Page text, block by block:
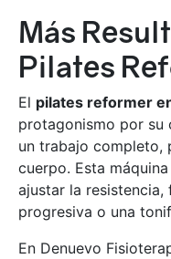
Más
Pilates
El pilates reformer
protagonismo por su
un trabajo completo,
cuerpo. Esta
ajustar la
progresiva o una
En Denuevo